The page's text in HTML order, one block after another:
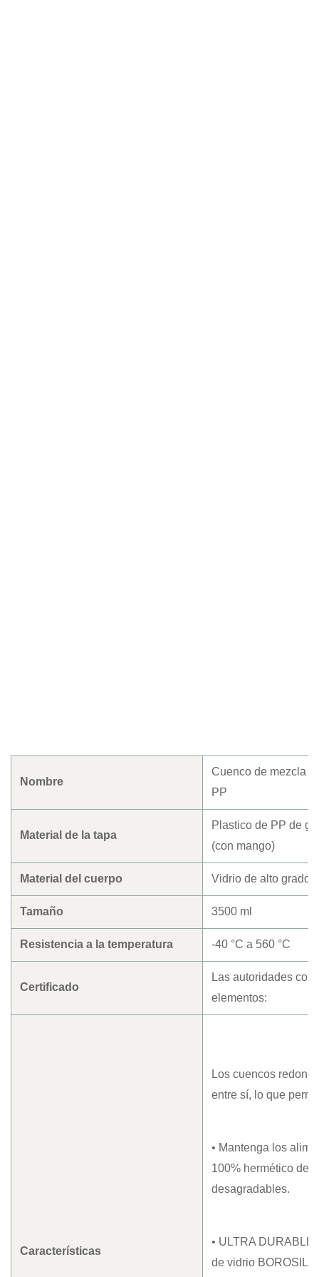
Nombre
Cuenco de mezcla
PP
Material de la tapa
Plastico de PP de
(con mango)
Material del cuerpo Vidrio de alto grado
Tamaño 3500 ml
Resistencia a la temperatura -40 °C a 560 °C
Certificado
Las autoridades
elementos:
Características
Los cuencos
entre sí, lo que
• Mantenga los
100% hermético de
desagradables.
• ULTRA
de vidrio